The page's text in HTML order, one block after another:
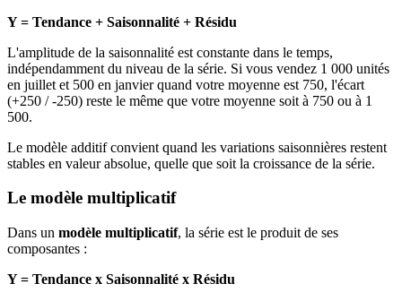
Y = Tendance + Saisonnalité + Résidu
L'amplitude de la saisonnalité est constante dans le temps,
indépendamment du niveau de la série. Si vous vendez 1 000 unités
en juillet et 500 en janvier quand votre moyenne est 750, l'écart
(+250 / -250) reste le même que votre moyenne soit à 750 ou à 1
500.
Le modèle additif convient quand les variations saisonnières restent
stables en valeur absolue, quelle que soit la croissance de la série.
Le modèle multiplicatif
Dans un modèle multiplicatif, la série est le produit de ses
composantes :
Y = Tendance x Saisonnalité x Résidu